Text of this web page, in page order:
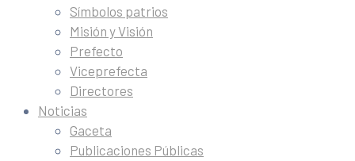
Símbolos patrios
Misión y Visión
Prefecto
Viceprefecta
Directores
Noticias
Gaceta
Publicaciones Públicas